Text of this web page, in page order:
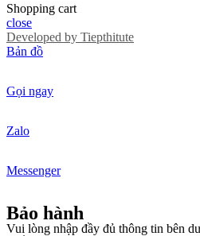
Shopping cart
close
Developed by Tiepthitute
Bản đồ
Gọi ngay
Zalo
Messenger
Bảo hành
Vui lòng nhập đầy đủ thông tin bên